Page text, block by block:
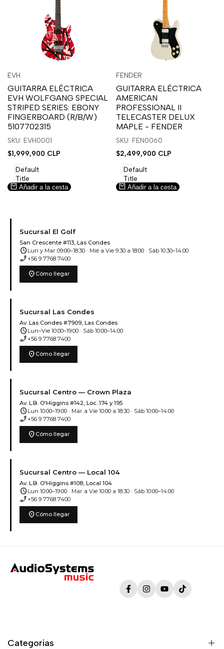
sesión
para
usar
la
lista
deseos.
para
usar
Compare
Proveedor:
EVH
GUITARRA ELÉCTRICA
EVH WOLFGANG SPECIAL
STRIPED SERIES: EBONY
FINGERBOARD (R/B/W)
5107702315
SKU: EVH0001
Precio
venta
$1,999,900 CLP
Default
Title
Añadir a la cesta
sesión
para
usar
la
lista
deseos.
sesión
para
usar
Compare
Vista
Proveedor:
FENDER
GUITARRA ELÉCTRICA
AMERICAN
PROFESSIONAL II
TELECASTER DELUX
MAPLE - FENDER
SKU: FEN0060
Precio
venta
$2,499,900 CLP
Default
Title
Añadir a la cesta
Sucursal El Golf
San Crescente #113, Las Condes
scheduleLun y Mar 09:00–18:30 · Mié a Vie 9:30 a 18:00 · Sáb 10:30–14:00
phone_enabled +56 9 7768 7400
location_on Cómo llegar
Sucursal Las Condes
Av. Las Condes #7909, Las Condes
scheduleLun–Vie 10:00–19:00 · Sáb 10:00–14:00
phone_enabled +56 9 7768 7400
location_on Cómo llegar
Sucursal Centro — Crown Plaza
Av. L.B. O'Higgins #142, Loc. 174 y 195
scheduleLun 10:00–19:00 · Mar a Vie 10:00 a 18:30 · Sáb 10:00–14:00
phone_enabled +56 9 7768 7400
location_on Cómo llegar
Sucursal Centro — Local 104
Av. L.B. O'Higgins #108, Local 104
scheduleLun 10:00–19:00 · Mar a Vie 10:00 a 18:30 · Sáb 10:00–14:00
phone_enabled +56 9 7768 7400
location_on Cómo llegar
FacebookInstagramYouTubeTikTok
Categorias